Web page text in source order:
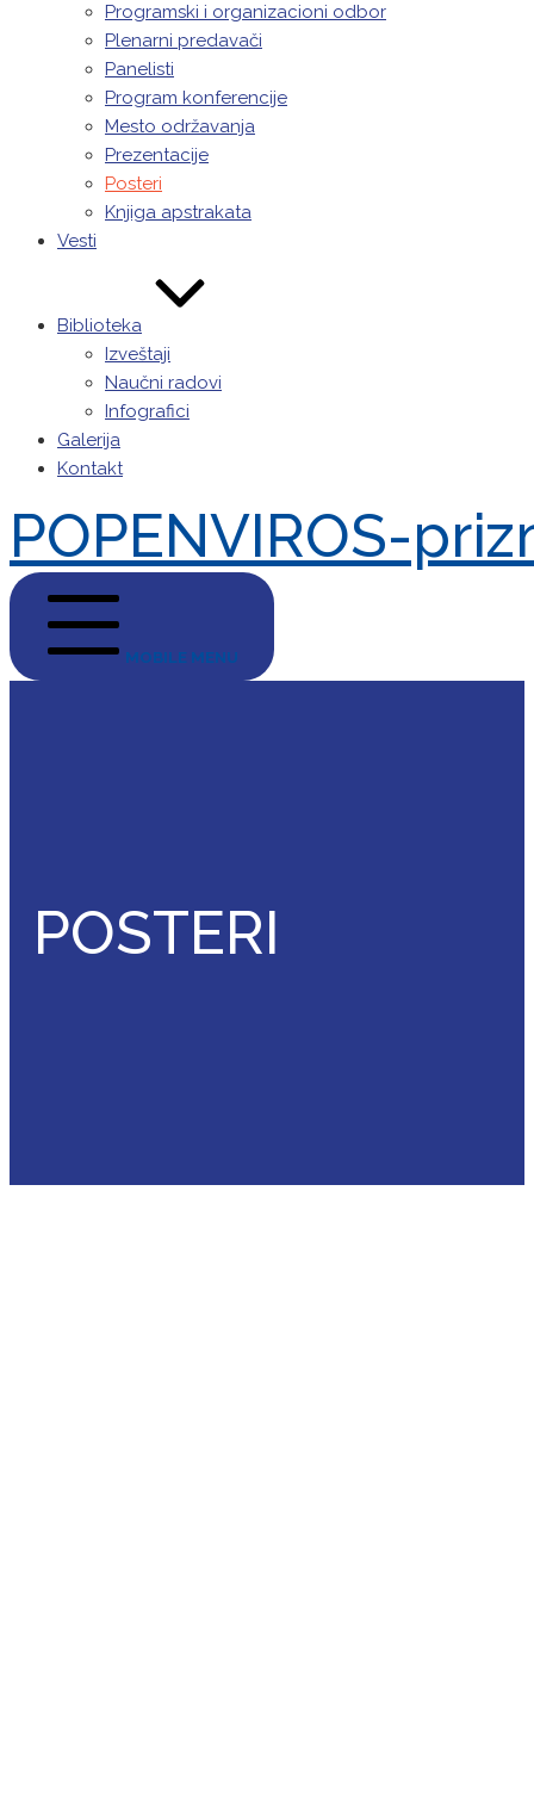
Programski i organizacioni odbor
Plenarni predavači
Panelisti
Program konferencije
Mesto održavanja
Prezentacije
Posteri
Knjiga apstrakata
Vesti
Biblioteka
Izveštaji
Naučni radovi
Infografici
Galerija
Kontakt
POPENVIROS-
MOBILE MENU
POSTERI